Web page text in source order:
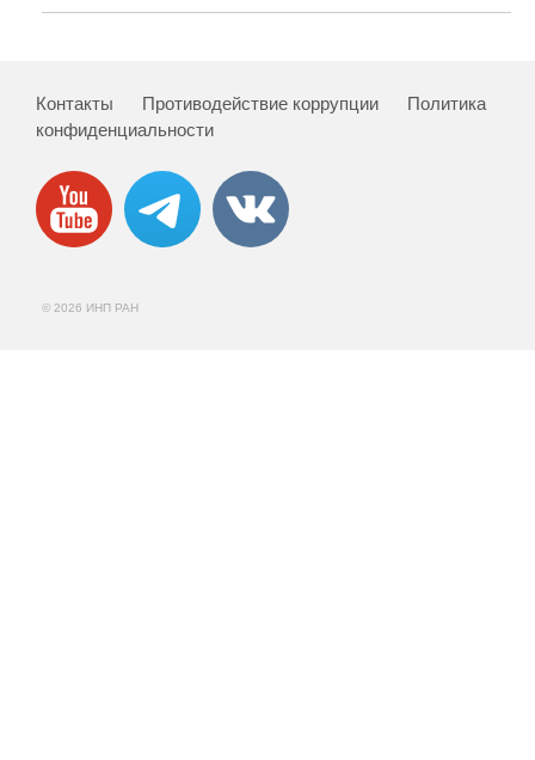
Контакты Противодействие коррупции
Политика
конфиденциальности
© 2026 ИНП РАН